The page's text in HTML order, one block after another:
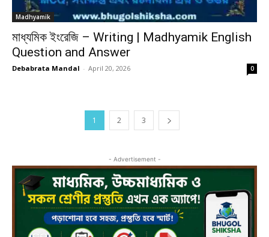
Madhyamik
মাধ্যমিক ইংরেজি – Writing | Madhyamik English
Question and Answer
Debabrata Mandal - April 20, 2026 0
1 2 3
- Advertisement -